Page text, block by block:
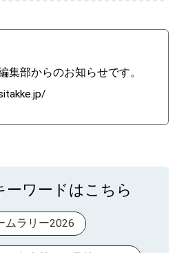
集部からのお知らせです。
ーワードはこちら
ムラリー2026